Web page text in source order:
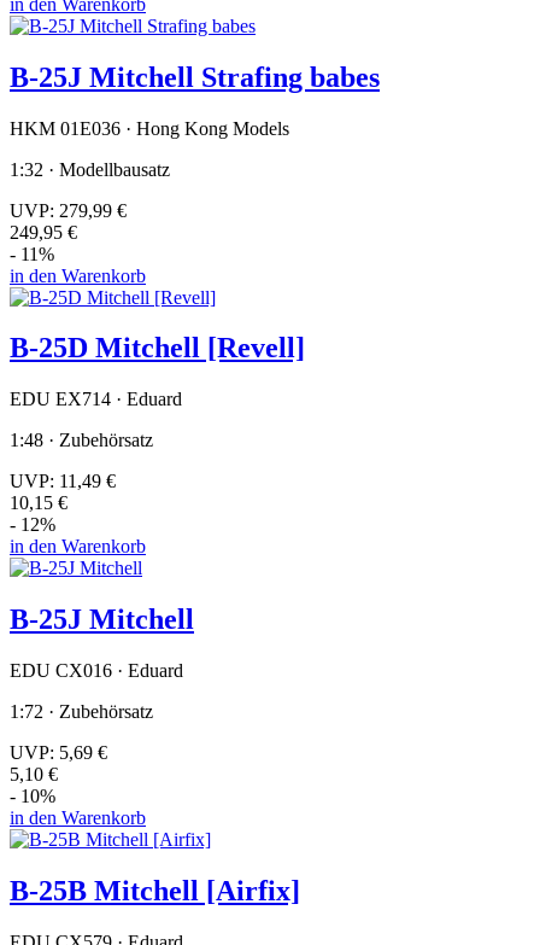
B-25J Mitchell Strafing babes
HKM 01E036 · Hong Kong Models
1:32 · Modellbausatz
UVP: 279,99 €
249,95 €
- 11%
in den Warenkorb
B-25D Mitchell [Revell]
EDU EX714 · Eduard
1:48 · Zubehörsatz
UVP: 11,49 €
10,15 €
- 12%
in den Warenkorb
B-25J Mitchell
EDU CX016 · Eduard
1:72 · Zubehörsatz
UVP: 5,69 €
5,10 €
- 10%
in den Warenkorb
B-25B Mitchell [Airfix]